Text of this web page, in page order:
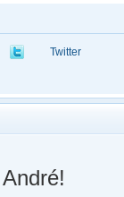
Twitter